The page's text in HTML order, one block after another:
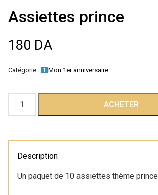
Emballage
Assiettes prince
180 DA
Catégorie : Mon 1er anniversaire
quantité
de
prince
ACHETER
Description
Un paquet de 10 assiettes thème prince